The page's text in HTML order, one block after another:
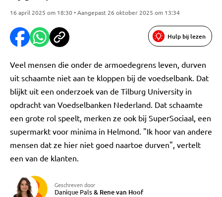
16 april 2025 om 18:30 • Aangepast 26 oktober 2025 om 13:34
Hulp bij lezen
Veel mensen die onder de armoedegrens leven, durven
uit schaamte niet aan te kloppen bij de voedselbank. Dat
blijkt uit een onderzoek van de Tilburg University in
opdracht van Voedselbanken Nederland. Dat schaamte
een grote rol speelt, merken ze ook bij SuperSociaal, een
supermarkt voor minima in Helmond. "Ik hoor van andere
mensen dat ze hier niet goed naartoe durven", vertelt
een van de klanten.
Geschreven door
Danique Pals& Rene van Hoof